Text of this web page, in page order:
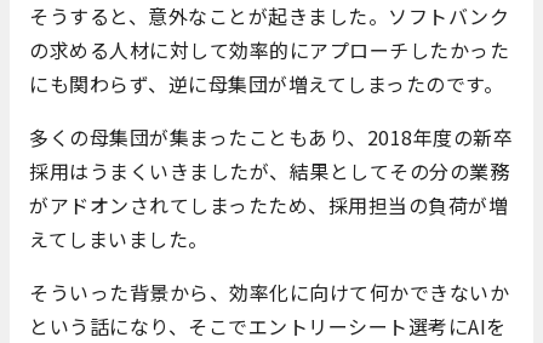
そうすると、意外なことが起きました。ソフトバンク
の求める人材に対して効率的にアプローチしたかった
にも関わらず、逆に母集団が増えてしまったのです。
多くの母集団が集まったこともあり、2018年度の新卒
採用はうまくいきましたが、結果としてその分の業務
がアドオンされてしまったため、採用担当の負荷が増
えてしまいました。
そういった背景から、効率化に向けて何かできないか
という話になり、そこでエントリーシート選考にAIを